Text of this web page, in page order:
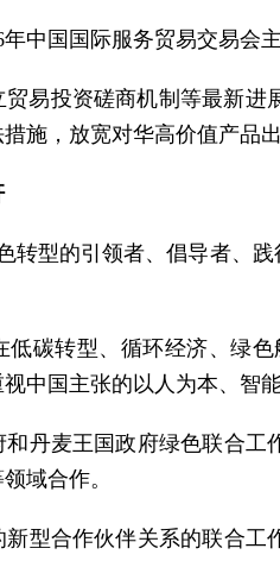
中国国际服务贸易交易会
易投资磋商机制等最新
施，放宽对华高价值产品
转型的引领者、倡导者、
低碳转型、循环经济、绿
中国主张的以人为本、智
和丹麦王国政府绿色联合
域合作。
新型合作伙伴关系的联合